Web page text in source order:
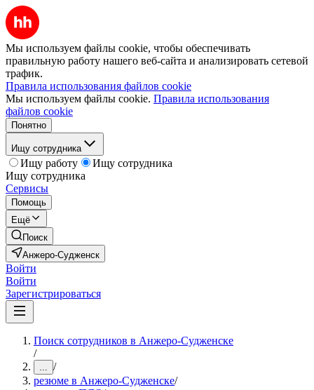
Мы используем файлы cookie, чтобы обеспечивать
правильную работу нашего веб-сайта и анализировать сетевой
трафик.
Правила использования файлов cookie
Мы используем файлы cookie. Правила использования
файлов cookie
Понятно
Ищу сотрудника
Ищу работу
Ищу сотрудника
Ищу сотрудника
Сервисы
Помощь
Ещё
Поиск
Анжеро-Судженск
Войти
Войти
Зарегистрироваться
Поиск сотрудников в Анжеро-Судженске
/
... /
резюме в Анжеро-Судженске/